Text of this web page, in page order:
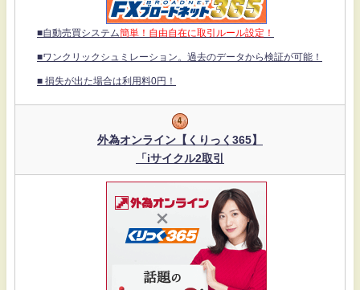
■自動売買システム簡単！自由自在に取引ルール設定！
■ワンクリックシュミレーション。過去のデータから検証が可能！
■ 損失が出た場合は利用料0円！
外為オンライン【くりっく365】
「iサイクル2取引